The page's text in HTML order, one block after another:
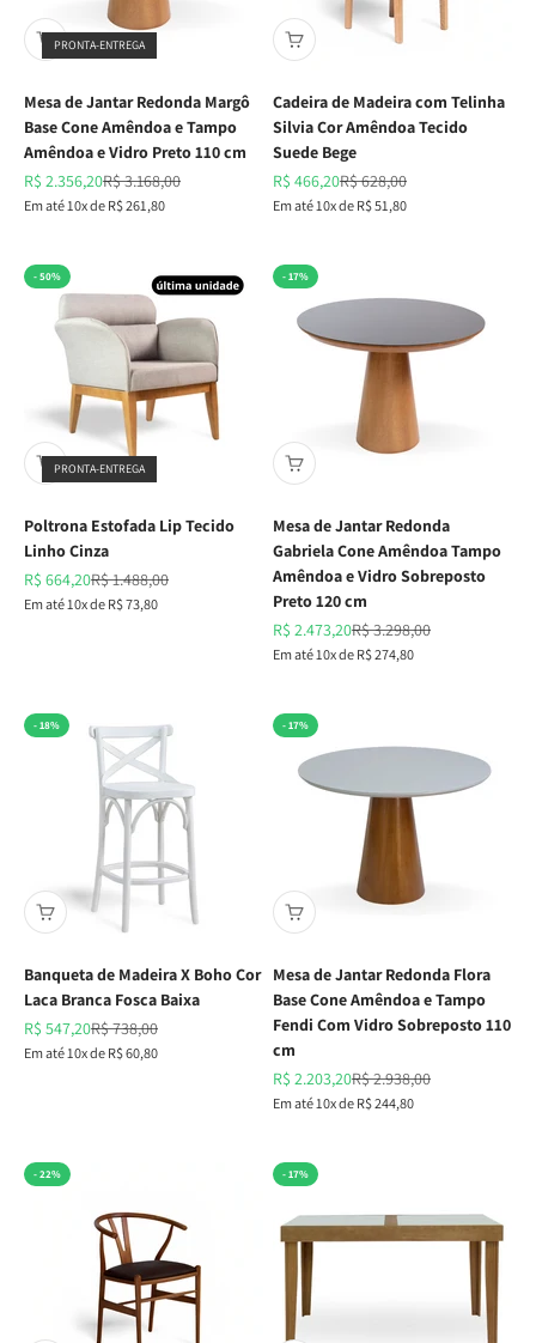
PRONTA-ENTREGA
Mesa de Jantar Redonda Margô
Base Cone Amêndoa e Tampo
Amêndoa e Vidro Preto 110 cm
Preço promocional
R$ 2.356,20Preço normal
R$ 3.168,00
Em até 10x de R$ 261,80
Cadeira de Madeira com Telinha
Silvia Cor Amêndoa Tecido
Suede Bege
Preço promocional
R$ 466,20Preço normal
R$ 628,00
Em até 10x de R$ 51,80
- 50%
PRONTA-ENTREGA
Poltrona Estofada Lip Tecido
Linho Cinza
Preço promocional
R$ 664,20Preço normal
R$ 1.488,00
Em até 10x de R$ 73,80
- 17%
Mesa de Jantar Redonda
Gabriela Cone Amêndoa Tampo
Amêndoa e Vidro Sobreposto
Preto 120 cm
Preço promocional
R$ 2.473,20Preço normal
R$ 3.298,00
Em até 10x de R$ 274,80
- 18%
Banqueta de Madeira X Boho Cor
Laca Branca Fosca Baixa
Preço promocional
R$ 547,20Preço normal
R$ 738,00
Em até 10x de R$ 60,80
- 17%
Mesa de Jantar Redonda Flora
Base Cone Amêndoa e Tampo
Fendi Com Vidro Sobreposto 110
cm
Preço promocional
R$ 2.203,20Preço normal
R$ 2.938,00
Em até 10x de R$ 244,80
- 22% - 17%